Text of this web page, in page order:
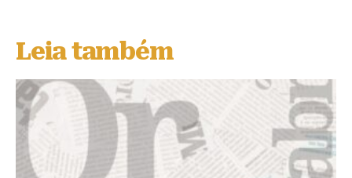
s
k
y
e
b
o
o
k
s
A
p
p
Leia também